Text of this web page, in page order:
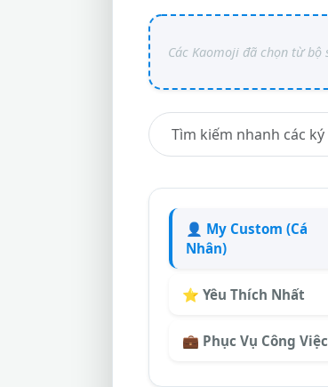
👤 My Custom (Cá
Nhân)
⭐ Yêu Thích Nhất
💼 Phục Vụ Công Việc